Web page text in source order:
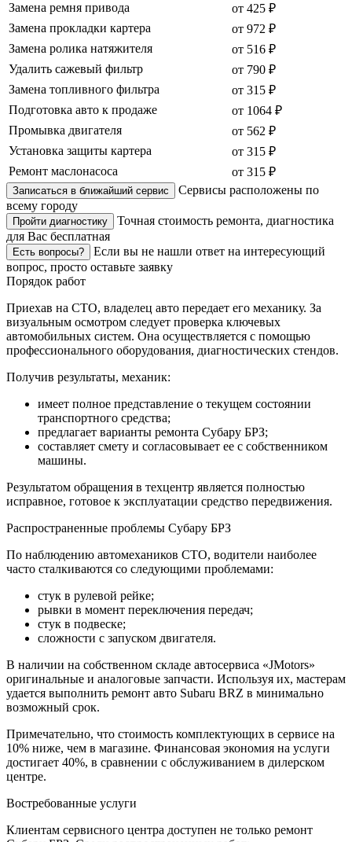
Замена ремня привода
от 425 ₽
Замена прокладки картера
от 972 ₽
Замена ролика натяжителя
от 516 ₽
Удалить сажевый фильтр
от 790 ₽
Замена топливного фильтра
от 315 ₽
Подготовка авто к продаже
от 1064 ₽
Промывка двигателя
от 562 ₽
Установка защиты картера
от 315 ₽
Ремонт маслонасоса
от 315 ₽
Записаться в ближайший сервис
Сервисы расположены по
всему городу
Пройти диагностику
Точная стоимость ремонта, диагностика
для Вас бесплатная
Есть вопросы?
Если вы не нашли ответ на интересующий
вопрос, просто оставьте заявку
Порядок работ
Приехав на СТО, владелец авто передает его механику. За
визуальным осмотром следует проверка ключевых
автомобильных систем. Она осуществляется с помощью
профессионального оборудования, диагностических стендов.
Получив результаты, механик:
имеет полное представление о текущем состоянии
транспортного средства;
предлагает варианты ремонта Субару БРЗ;
составляет смету и согласовывает ее с собственником
машины.
Результатом обращения в техцентр является полностью
исправное, готовое к эксплуатации средство передвижения.
Распространенные проблемы Субару БРЗ
По наблюдению автомехаников СТО, водители наиболее
часто сталкиваются со следующими проблемами:
стук в рулевой рейке;
рывки в момент переключения передач;
стук в подвеске;
сложности с запуском двигателя.
В наличии на собственном складе автосервиса «JMotors»
оригинальные и аналоговые запчасти. Используя их, мастерам
удается выполнить ремонт авто Subaru BRZ в минимально
возможный срок.
Примечательно, что стоимость комплектующих в сервисе на
10% ниже, чем в магазине. Финансовая экономия на услуги
достигает 40%, в сравнении с обслуживанием в дилерском
центре.
Востребованные услуги
Клиентам сервисного центра доступен не только ремонт